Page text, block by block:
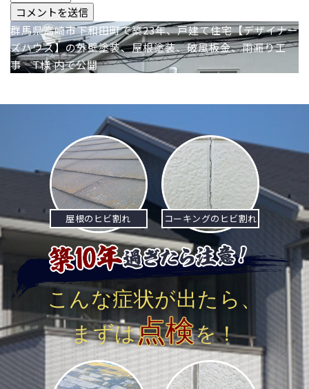
投
稿
ビ
ー
ョ
ン
群馬県高崎市下和田町で築23年、戸建て住宅【デザイナー
ズハウス】の外壁塗装、屋根塗装、破風板金、雨漏り工
事 T様内で公開
屋根のヒビ割れ コーキングのヒビ割れ
こんな症状が出たら、
まずは点検を！